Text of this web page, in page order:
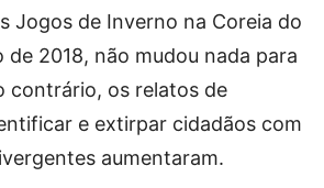
Jogos de Inverno na Coreia do
de 2018, não mudou nada para
contrário, os relatos de
e extirpar cidadãos com
aumentaram.